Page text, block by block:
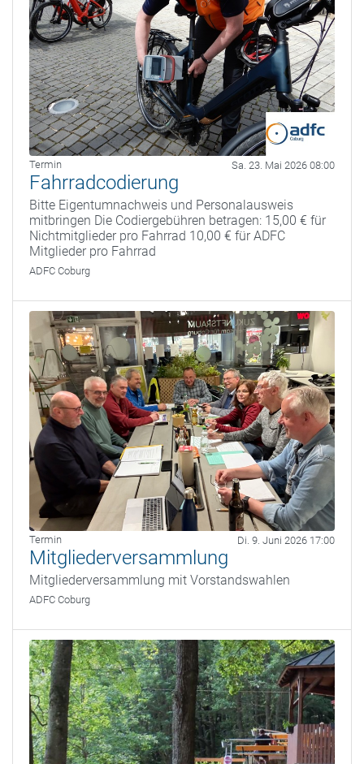
Termin Sa. 23. Mai 2026 08:00
Fahrradcodierung
Bitte Eigentumnachweis und Personalausweis
mitbringen Die Codiergebühren betragen: 15,00 € für
Nichtmitglieder pro Fahrrad 10,00 € für ADFC
Mitglieder pro Fahrrad
ADFC Coburg
Termin Di. 9. Juni 2026 17:00
Mitgliederversammlung
Mitgliederversammlung mit Vorstandswahlen
ADFC Coburg